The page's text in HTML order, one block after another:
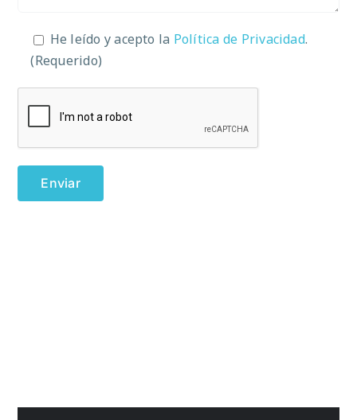
He leído y acepto la Política de Privacidad.
(Requerido)